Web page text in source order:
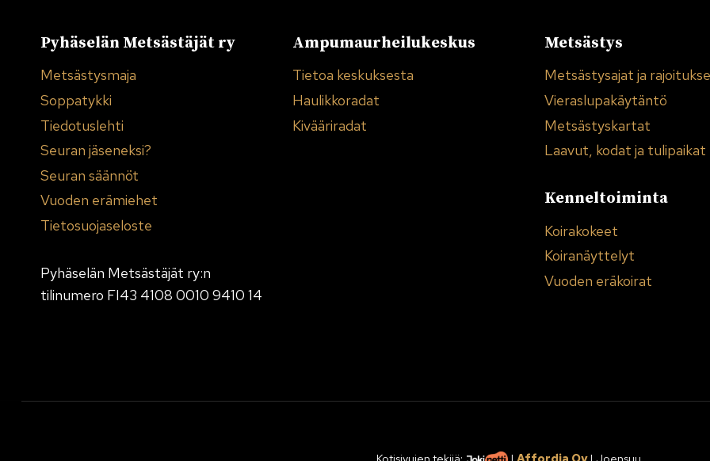
Pyhäselän Metsästäjät ry
Metsästysmaja
Soppatykki
Tiedotuslehti
Seuran jäseneksi?
Seuran säännöt
Vuoden erämiehet
Tietosuojaseloste
Pyhäselän Metsästäjät ry:n
tilinumero FI43 4108 0010 9410 14
Ampumaurheilukeskus
Tietoa keskuksesta
Haulikkoradat
Kivääriradat
Metsästys
Metsästysajat ja
Vieraslupakäytäntö
Metsästyskartat
Laavut, kodat ja tulipaikat
Kenneltoiminta
Koirakokeet
Koiranäyttelyt
Vuoden eräkoirat